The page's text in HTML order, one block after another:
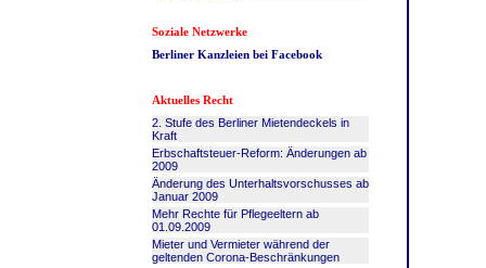
Soziale Netzwerke
Berliner Kanzleien bei Facebook
Aktuelles Recht
2. Stufe des Berliner Mietendeckels in
Kraft
Erbschaftsteuer-Reform: Änderungen ab
2009
Änderung des Unterhaltsvorschusses ab
Januar 2009
Mehr Rechte für Pflegeeltern ab
01.09.2009
Mieter und Vermieter während der
geltenden Corona-Beschränkungen